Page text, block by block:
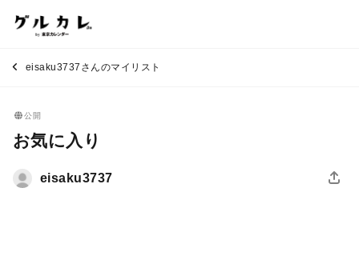
eisaku3737さんのマイリスト
公開
お気に入り
eisaku3737